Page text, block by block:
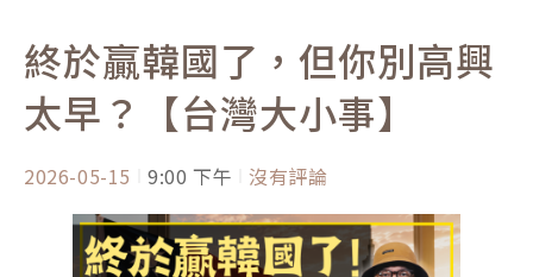
終於贏韓國了，但你別高興
太早？【台灣大小事】
2026-05-15 9:00 下午 沒有評論